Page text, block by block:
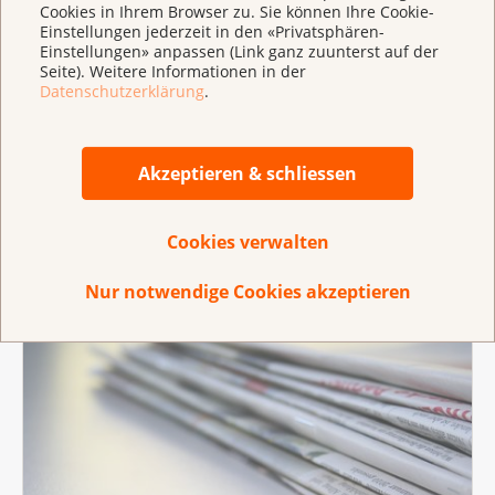
Cookies in Ihrem Browser zu. Sie können Ihre Cookie-
Einstellungen jederzeit in den «Privatsphären-
Einstellungen» anpassen (Link ganz zuunterst auf der
Seite). Weitere Informationen in der
Datenschutzerklärung.
Akzeptieren & schliessen
Cookies verwalten
Nur notwendige Cookies akzeptieren